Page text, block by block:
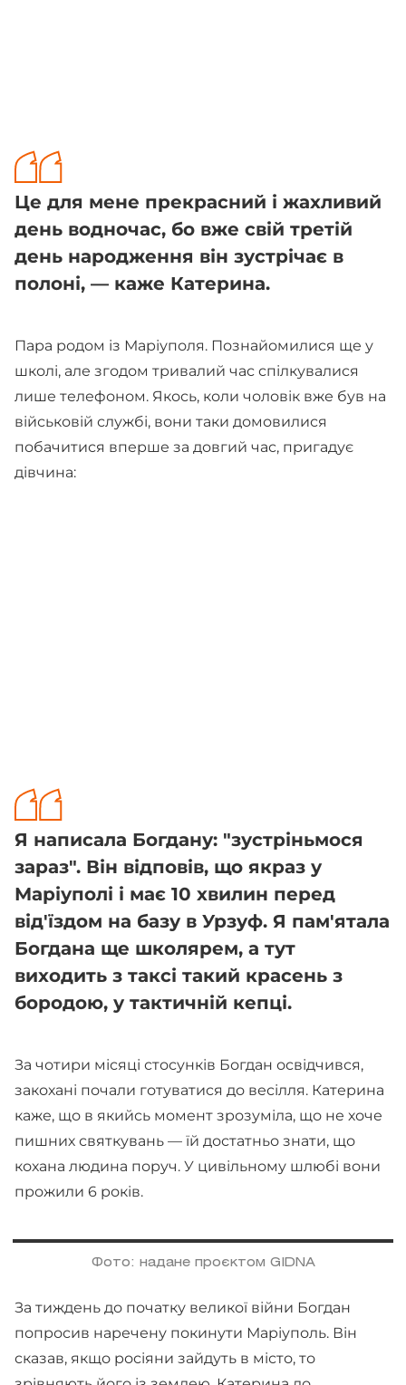
Це для мене прекрасний і жахливий
день водночас, бо вже свій третій
день народження він зустрічає в
полоні, — каже Катерина.
Пара родом із Маріуполя. Познайомилися ще у
школі, але згодом тривалий час спілкувалися
лише телефоном. Якось, коли чоловік вже був на
військовій службі, вони таки домовилися
побачитися вперше за довгий час, пригадує
дівчина:
Я написала Богдану: "зустріньмося
зараз". Він відповів, що якраз у
Маріуполі і має 10 хвилин перед
від'їздом на базу в Урзуф. Я пам'ятала
Богдана ще школярем, а тут
виходить з таксі такий красень з
бородою, у тактичній кепці.
За чотири місяці стосунків Богдан освідчився,
закохані почали готуватися до весілля. Катерина
каже, що в якийсь момент зрозуміла, що не хоче
пишних святкувань — їй достатньо знати, що
кохана людина поруч. У цивільному шлюбі вони
прожили 6 років.
Фото: надане проєктом GIDNA
За тиждень до початку великої війни Богдан
попросив наречену покинути Маріуполь. Він
сказав, якщо росіяни зайдуть в місто, то